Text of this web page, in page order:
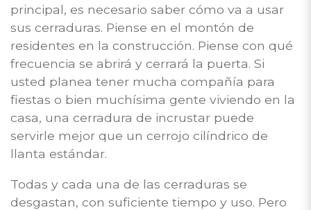
principal, es necesario saber cómo va a usar
sus cerraduras. Piense en el montón de
residentes en la construcción. Piense con qué
frecuencia se abrirá y cerrará la puerta. Si
usted planea tener mucha compañía para
fiestas o bien muchísima gente viviendo en la
casa, una cerradura de incrustar puede
servirle mejor que un cerrojo cilíndrico de
llanta estándar.
Todas y cada una de las cerraduras se
desgastan, con suficiente tiempo y uso. Pero